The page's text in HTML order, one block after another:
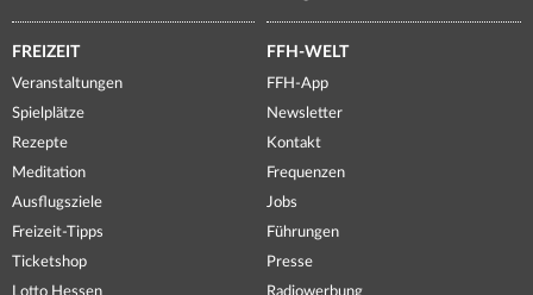
FREIZEIT
Veranstaltungen
Spielplätze
Rezepte
Meditation
Ausflugsziele
Freizeit-Tipps
Ticketshop
Lotto Hessen
FFH-WELT
FFH-App
Newsletter
Kontakt
Frequenzen
Jobs
Führungen
Presse
Radiowerbung